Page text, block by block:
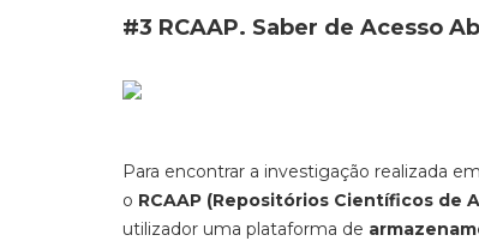
#3 RCAAP. Saber de Acesso
Para encontrar a investigação realizada
o RCAAP (Repositórios Científicos de
utilizador uma plataforma de